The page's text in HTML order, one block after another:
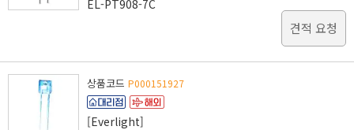
EL-PT908-7C
견적 요청
상품코드 P000151927
[Everlight]